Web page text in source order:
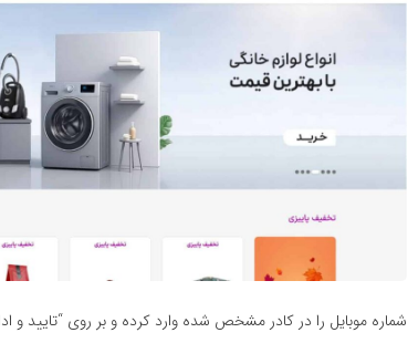
شماره موبایل را در کادر مشخص شده وارد کرده و بر روی “تایید و